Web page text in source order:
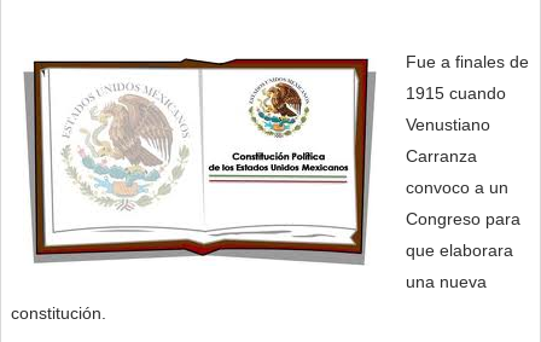
Fue a finales de
1915 cuando
Venustiano
Carranza
convoco a un
Congreso para
que elaborara
una nueva
constitución.